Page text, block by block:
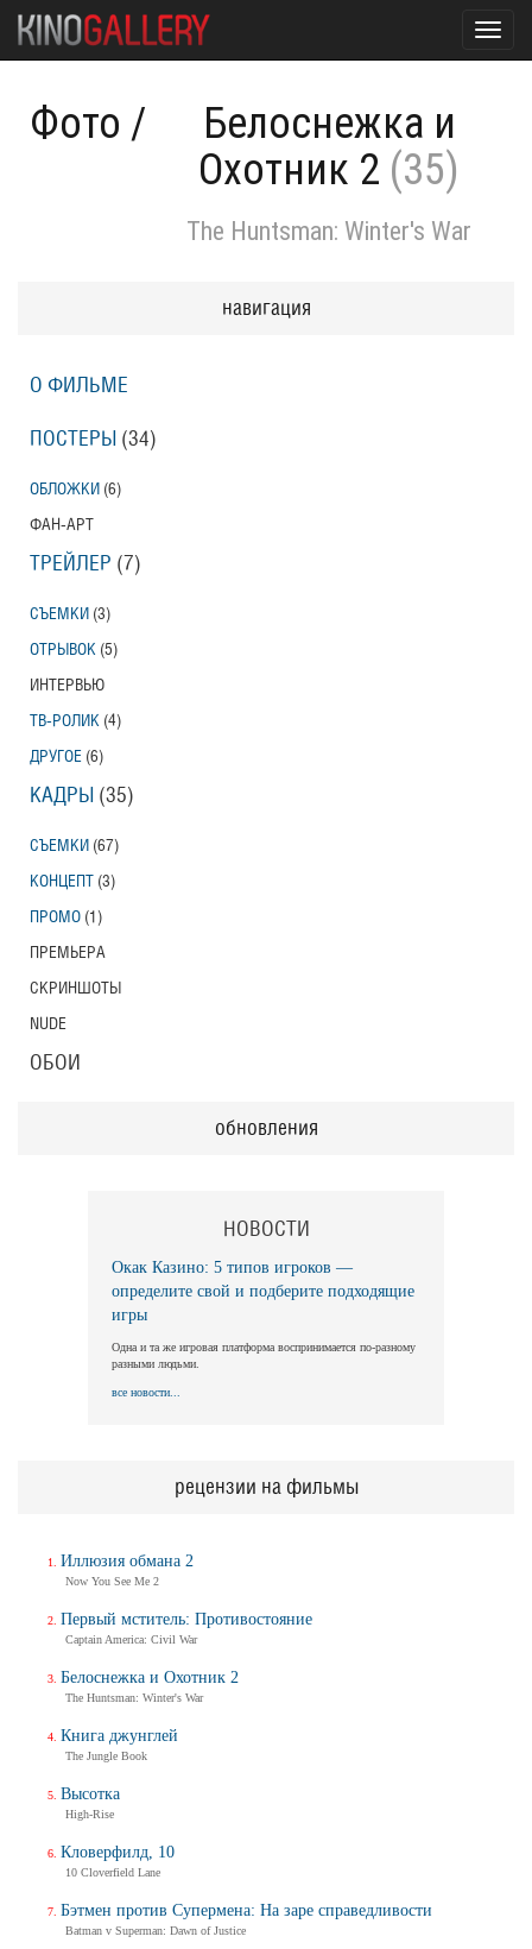
Фото /
Белоснежка и
Охотник 2 (35)
The Huntsman: Winter's War
навигация
О ФИЛЬМЕ
ПОСТЕРЫ (34)
ОБЛОЖКИ (6)
ФАН-АРТ
ТРЕЙЛЕР (7)
СЪЕМКИ (3)
ОТРЫВОК (5)
ИНТЕРВЬЮ
ТВ-РОЛИК (4)
ДРУГОЕ (6)
КАДРЫ (35)
СЪЕМКИ (67)
КОНЦЕПТ (3)
ПРОМО (1)
ПРЕМЬЕРА
СКРИНШОТЫ
NUDE
ОБОИ
обновления
НОВОСТИ
Окак Казино: 5 типов игроков —
определите свой и подберите подходящие
игры
Одна и та же игровая платформа воспринимается по-разному
разными людьми.
все новости...
рецензии на фильмы
Иллюзия обмана 2
Now You See Me 2
Первый мститель: Противостояние
Captain America: Civil War
Белоснежка и Охотник 2
The Huntsman: Winter's War
Книга джунглей
The Jungle Book
Высотка
High-Rise
Кловерфилд, 10
10 Cloverfield Lane
Бэтмен против Супермена: На заре справедливости
Batman v Superman: Dawn of Justice